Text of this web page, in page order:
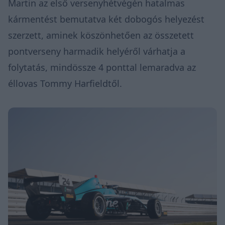
Martin az első versenyhétvégén hatalmas
kármentést bemutatva két dobogós helyezést
szerzett, aminek köszönhetően az összetett
pontverseny harmadik helyéről várhatja a
folytatás, mindössze 4 ponttal lemaradva az
éllovas Tommy Harfieldtől.